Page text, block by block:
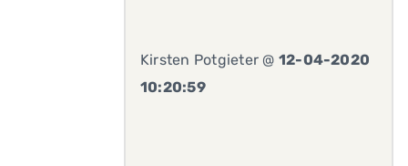
Kirsten Potgieter @ 12-04-2020
10:20:59